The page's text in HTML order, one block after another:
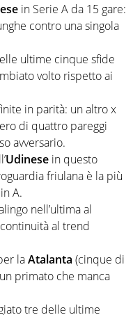
in Serie A da 15 gare:
contro una singola
ultime cinque sfide
volto rispetto ai
in parità: un altro x
di quattro pareggi
avversario.
Udinese in questo
friulana è la più
A.
nell’ultima al
al trend
laAtalanta (cinque di
primato che manca
tre delle ultime